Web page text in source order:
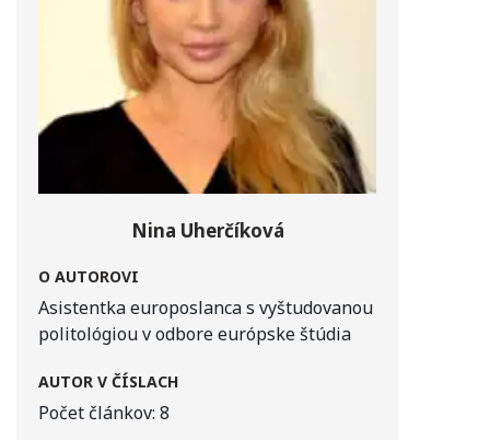
Nina Uherčíková
O AUTOROVI
Asistentka europoslanca s vyštudovanou
politológiou v odbore európske štúdia
AUTOR V ČÍSLACH
Počet článkov: 8